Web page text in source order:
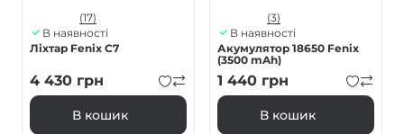
(17)
В наявності
Ліхтар Fenix C7
4 430 грн
В кошик
(3)
В наявності
Акумулятор 18650 Fenix
(3500 mAh)
1 440 грн
В кошик